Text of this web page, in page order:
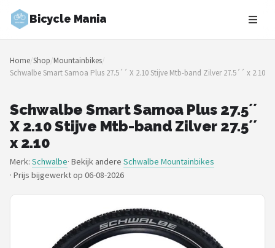
Bicycle Mania
Zoeken
NAVIGATIE
Merken
Blog
Fietsroutes
Stadsfietsen
Home/Shop/Mountainbikes/
Schwalbe Smart Samoa Plus 27.5´´ X 2.10 Stijve Mtb-band Zilver 27.5´´ x 2.10
Schwalbe Smart Samoa Plus 27.5´´
X 2.10 Stijve Mtb-band Zilver 27.5´´
x 2.10
Merk: Schwalbe· Bekijk andere Schwalbe Mountainbikes
· Prijs bijgewerkt op 06-08-2026